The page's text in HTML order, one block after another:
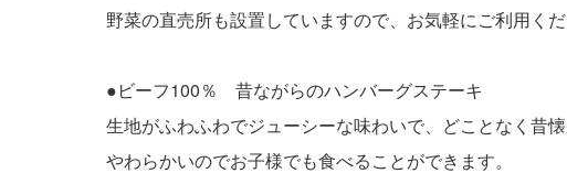
野菜の直売所も設置していますので、お気軽にご利用くだ
●ビーフ100％ 昔ながらのハンバーグステーキ
生地がふわふわでジューシーな味わいで、どことなく昔
やわらかいのでお子様でも食べることができます。